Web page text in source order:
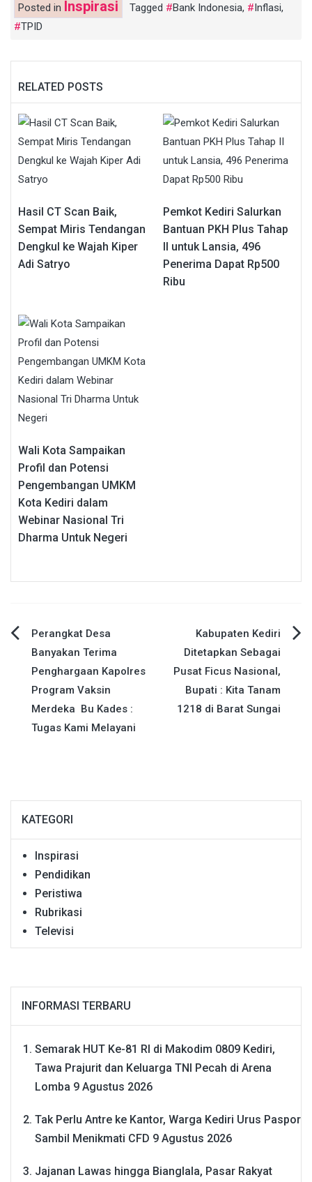
Posted in Inspirasi Tagged Bank Indonesia, Inflasi,
TPID
RELATED POSTS
Hasil CT Scan Baik,
Sempat Miris Tendangan
Dengkul ke Wajah Kiper
Adi Satryo
Pemkot Kediri Salurkan
Bantuan PKH Plus Tahap
II untuk Lansia, 496
Penerima Dapat Rp500
Ribu
Wali Kota Sampaikan
Profil dan Potensi
Pengembangan UMKM
Kota Kediri dalam
Webinar Nasional Tri
Dharma Untuk Negeri
Navigasi
pos
Perangkat Desa
Banyakan Terima
Penghargaan Kapolres
Program Vaksin
Merdeka Bu Kades :
Tugas Kami Melayani
Kabupaten Kediri
Ditetapkan Sebagai
Pusat Ficus Nasional,
Bupati : Kita Tanam
1218 di Barat Sungai
KATEGORI
Inspirasi
Pendidikan
Peristiwa
Rubrikasi
Televisi
INFORMASI TERBARU
Semarak HUT Ke-81 RI di Makodim 0809 Kediri,
Tawa Prajurit dan Keluarga TNI Pecah di Arena
Lomba 9 Agustus 2026
Tak Perlu Antre ke Kantor, Warga Kediri Urus Paspor
Sambil Menikmati CFD 9 Agustus 2026
Jajanan Lawas hingga Bianglala, Pasar Rakyat